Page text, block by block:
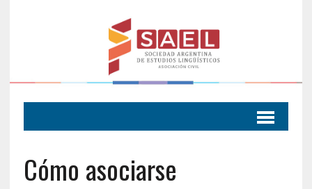
Cómo asociarse